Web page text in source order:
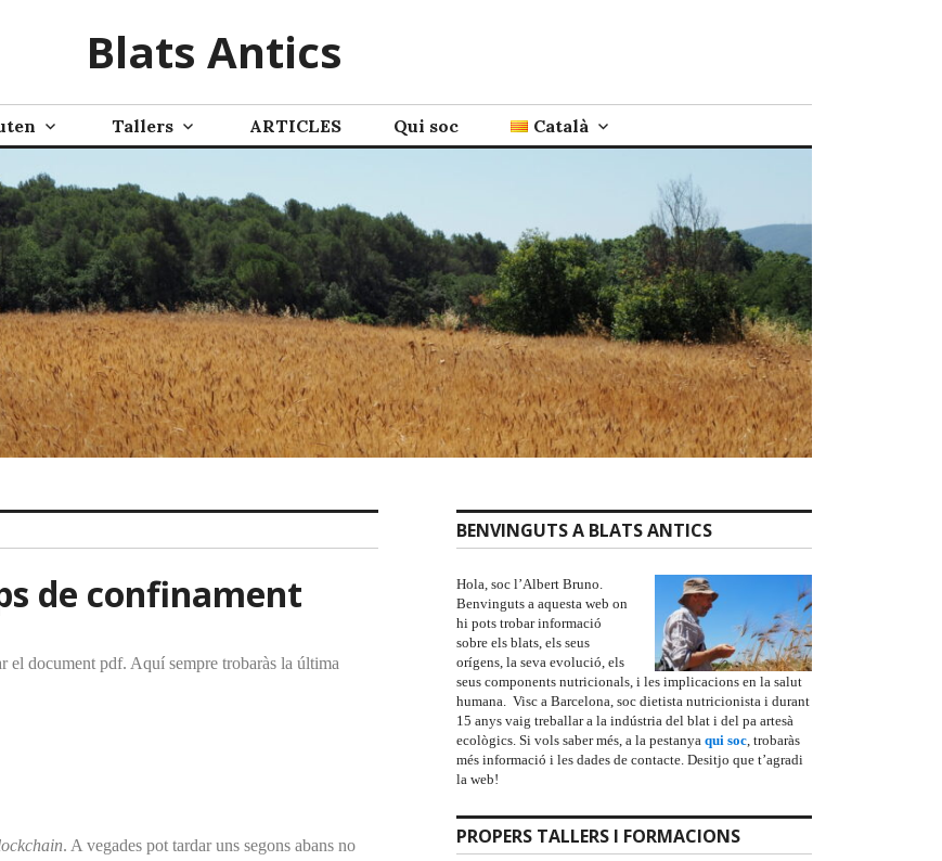
Blats Antics
Tallers ARTICLES Qui soc Català
de confinament
el document pdf. Aquí sempre trobaràs la última
. A vegades pot tardar uns segons abans no
BENVINGUTS A BLATS ANTICS
Hola, soc l’Albert Bruno.
Benvinguts a aquesta web on
hi pots trobar informació
sobre els blats, els seus
orígens, la seva evolució, els
seus components nutricionals, i les implicacions en la salut
humana. Visc a Barcelona, soc dietista nutricionista i durant
15 anys vaig treballar a la indústria del blat i del pa artesà
ecològics. Si vols saber més, a la pestanya qui soc, trobaràs
més informació i les dades de contacte. Desitjo que t’agradi
la web!
PROPERS TALLERS I FORMACIONS